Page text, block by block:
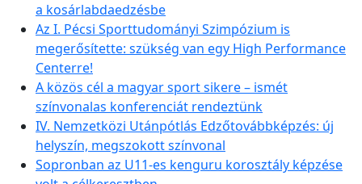
a kosárlabdaedzésbe
Az I. Pécsi Sporttudományi Szimpózium is
megerősítette: szükség van egy High Performance
Centerre!
A közös cél a magyar sport sikere – ismét
színvonalas konferenciát rendeztünk
IV. Nemzetközi Utánpótlás Edzőtovábbképzés: új
helyszín, megszokott színvonal
Sopronban az U11-es kenguru korosztály képzése